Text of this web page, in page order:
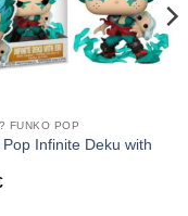
FUNKO POP
Infinite Deku with